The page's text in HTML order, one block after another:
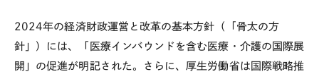
2024年の経済財政運営と改革の基本方針（「骨太の方
針」）には、「医療インバウンドを含む医療・介護の国際展
開」の促進が明記された。さらに、厚生労働省は国際戦略推